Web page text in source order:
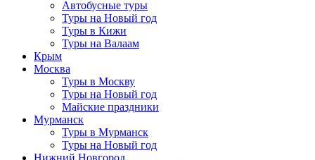
Автобусные туры
Туры на Новый год
Туры в Кижи
Туры на Валаам
Крым
Москва
Туры в Москву
Туры на Новый год
Майские праздники
Мурманск
Туры в Мурманск
Туры на Новый год
Нижний Новгород